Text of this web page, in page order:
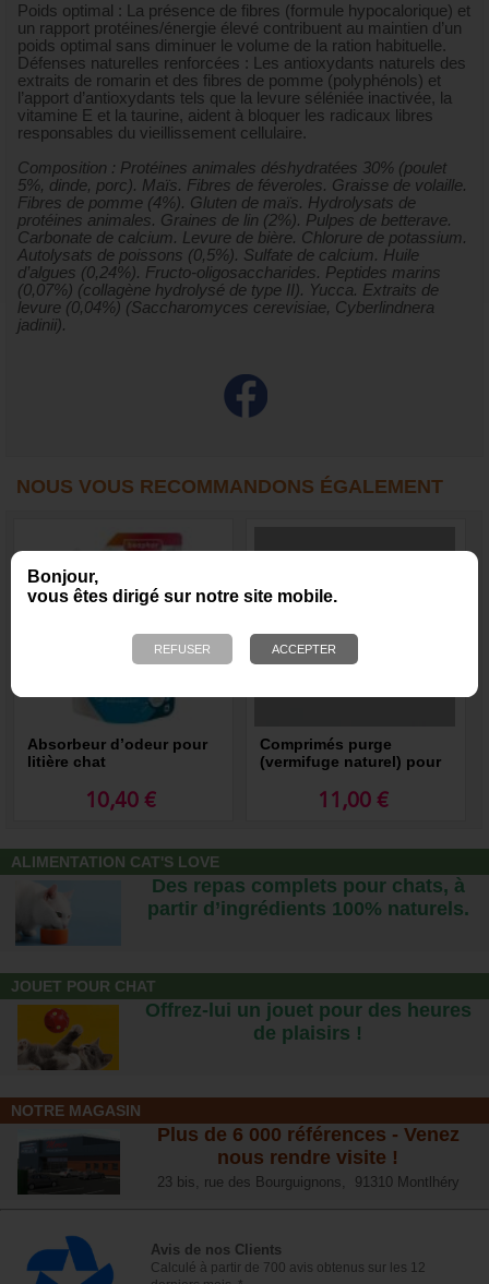
Bonjour,
vous êtes dirigé sur notre site mobile.
Poids optimal : La présence de fibres (formule hypocalorique) et
un rapport protéines/énergie élevé contribuent au maintien d’un
poids optimal sans diminuer le volume de la ration habituelle.
Défenses naturelles renforcées : Les antioxydants naturels des
extraits de romarin et des fibres de pomme (polyphénols) et
l’apport d’antioxydants tels que la levure séléniée inactivée, la
vitamine E et la taurine, aident à bloquer les radicaux libres
responsables du vieillissement cellulaire.
Composition : Protéines animales déshydratées 30% (poulet
5%, dinde, porc). Maïs. Fibres de féveroles. Graisse de volaille.
Fibres de pomme (4%). Gluten de maïs. Hydrolysats de
protéines animales. Graines de lin (2%). Pulpes de betterave.
Carbonate de calcium. Levure de bière. Chlorure de potassium.
Autolysats de poissons (0,5%). Sulfate de calcium. Huile
d’algues (0,24%). Fructo-oligosaccharides. Peptides marins
(0,07%) (collagène hydrolysé de type II). Yucca. Extraits de
levure (0,04%) (Saccharomyces cerevisiae, Cyberlindnera
jadinii).
NOUS VOUS RECOMMANDONS ÉGALEMENT
Absorbeur d’odeur pour
litière chat
10,40 €
Comprimés purge
(vermifuge naturel) pour
11,00 €
ALIMENTATION CAT'S LOVE
Des repas complets pour chats, à
partir d’ingrédients 100% naturels.
JOUET POUR CHAT
Offrez-lui un jouet pour des heures
de plaisirs !
NOTRE MAGASIN
Plus de 6 000 références - Venez
nous rendre visite !
23 bis, rue des Bourguignons, 91310 Montlhéry
Avis de nos Clients
Calculé à partir de 700 avis obtenus sur les 12